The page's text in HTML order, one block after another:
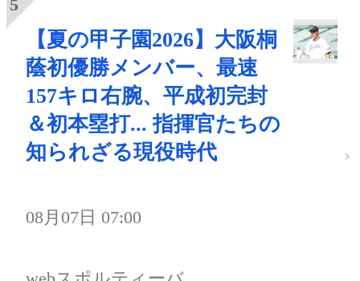
【夏の甲子園2026】大阪桐
蔭初優勝メンバー、最速
157キロ右腕、平成初完封
＆初本塁打... 指揮官たちの
知られざる現役時代
08月07日 07:00